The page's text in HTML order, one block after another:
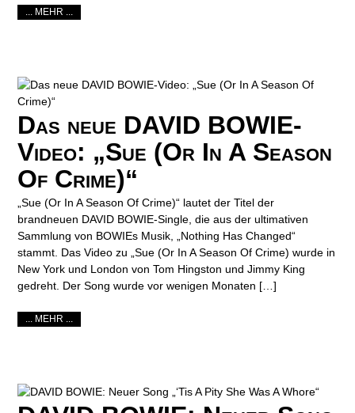
... MEHR ...
Das neue DAVID BOWIE-
Video: „Sue (Or In A Season
Of Crime)“
„Sue (Or In A Season Of Crime)“ lautet der Titel der
brandneuen DAVID BOWIE-Single, die aus der ultimativen
Sammlung von BOWIEs Musik, „Nothing Has Changed“
stammt. Das Video zu „Sue (Or In A Season Of Crime) wurde in
New York und London von Tom Hingston und Jimmy King
gedreht. Der Song wurde vor wenigen Monaten […]
... MEHR ...